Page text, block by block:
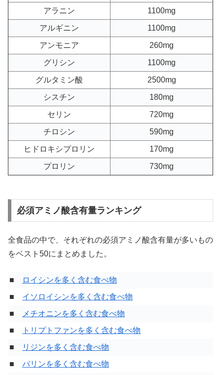
アラニン 1100mg
アルギニン 1100mg
アンモニア 260mg
グリシン 1100mg
グルタミン酸 2500mg
シスチン 180mg
セリン 720mg
チロシン 590mg
ヒドロキシプロリン 170mg
プロリン 730mg
必須アミノ酸含有量ランキング
全食品の中で、それぞれの必須アミノ酸含有量が多いもの
をベスト50にまとめました。
■
ロイシンを多く含む食べ物
■ イソロイシンを多く含む食べ物
■
メチオニンを多く含む食べ物
■
トリプトファンを多く含む食べ物
■
リジンを多く含む食べ物
■ バリンを多く含む食べ物